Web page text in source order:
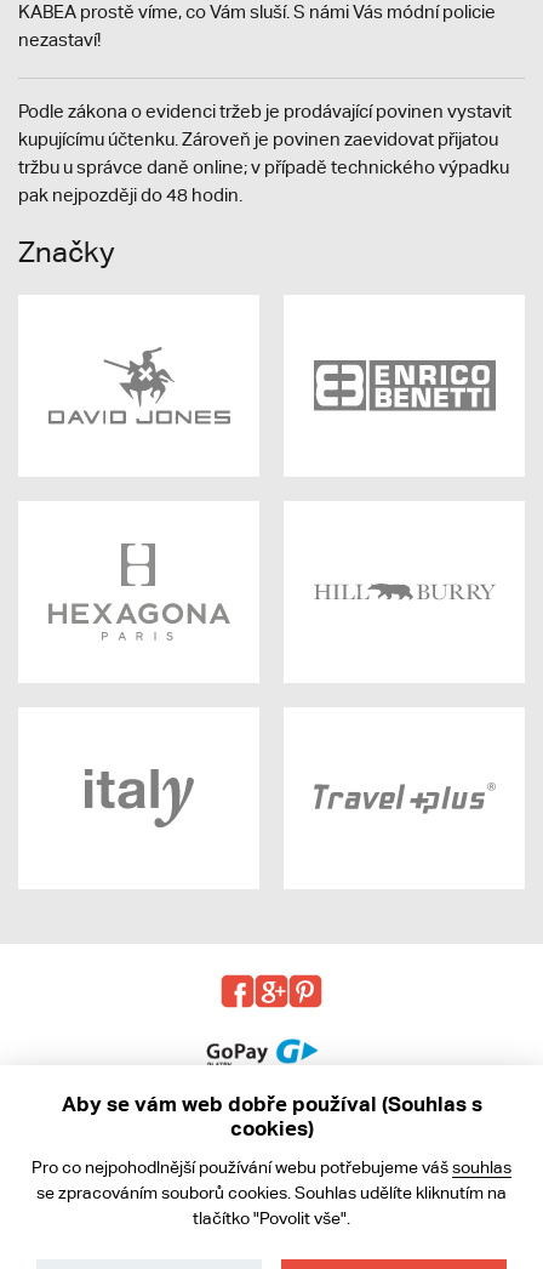
KABEA prostě víme, co Vám sluší. S námi Vás módní policie
nezastaví!
Podle zákona o evidenci tržeb je prodávající povinen vystavit
kupujícímu účtenku. Zároveň je povinen zaevidovat přijatou
tržbu u správce daně online; v případě technického výpadku
pak nejpozději do 48 hodin.
Značky
Obchodní podmínky
Ochrana osobních údajů
Aby se vám web dobře používal (Souhlas s
cookies)
Pro co nejpohodlnější používání webu potřebujeme vášsouhlas
se zpracováním souborů cookies. Souhlas udělíte kliknutím na
tlačítko "Povolit vše".